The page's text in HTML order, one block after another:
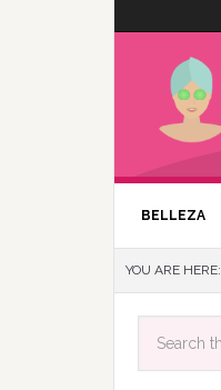
BELLEZA
YOU ARE HERE: